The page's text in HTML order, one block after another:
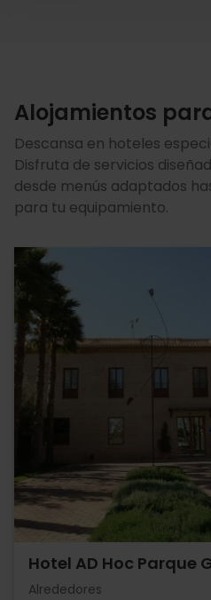
Alojamientos
Descansa en hoteles
Disfruta de servicios
desde menús adaptados
para tu equipamiento.
Hotel AD Hoc Parque
Alrededores